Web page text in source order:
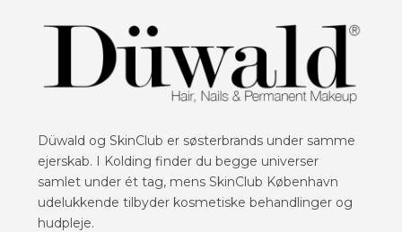
Düwald og SkinClub er søsterbrands under samme
ejerskab. I Kolding finder du begge universer
samlet under ét tag, mens SkinClub København
udelukkende tilbyder kosmetiske behandlinger og
hudpleje.